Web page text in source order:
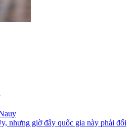
nhưng giờ đây quốc gia này phải đối